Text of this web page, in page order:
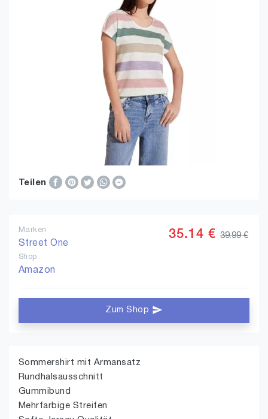
Teilen
Marken
Street One
Shop
Amazon
35.14 € 39.99 €
Zum Shop
Sommershirt mit Armansatz
Rundhalsausschnitt
Gummibund
Mehrfarbige Streifen